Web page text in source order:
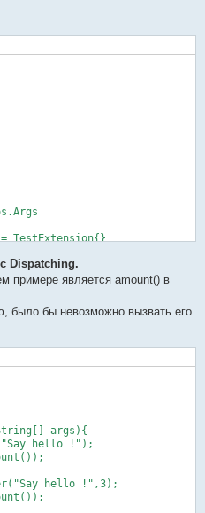
*Second { return &s }
{ return &t }
{
{
hello() {
Dispatching.
примере является amount() в
было бы невозможно вызвать его
args){
hello !");
hello !",3);